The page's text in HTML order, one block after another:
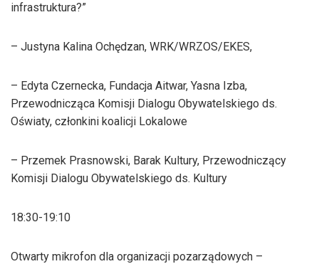
infrastruktura?”
– Justyna Kalina Ochędzan, WRK/WRZOS/EKES,
– Edyta Czernecka, Fundacja Aitwar, Yasna Izba,
Przewodnicząca Komisji Dialogu Obywatelskiego ds.
Oświaty, członkini koalicji Lokalowe
– Przemek Prasnowski, Barak Kultury, Przewodniczący
Komisji Dialogu Obywatelskiego ds. Kultury
18:30-19:10
Otwarty mikrofon dla organizacji pozarządowych –